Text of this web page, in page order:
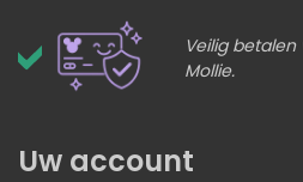
Veilig
Mollie.
Uw account